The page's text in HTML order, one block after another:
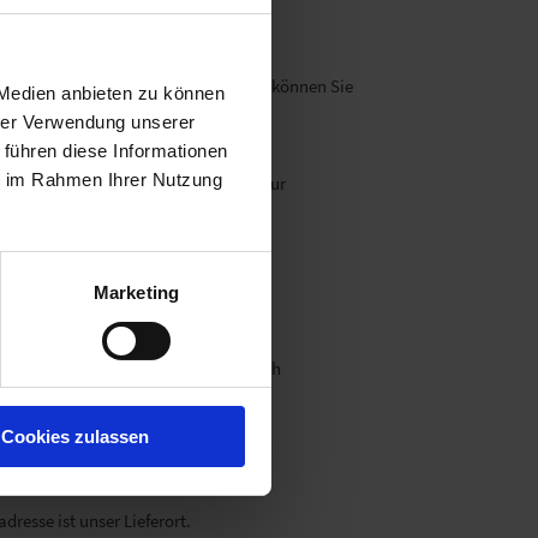
anbieten zu können
Verwendung unserer
diese Informationen
Rahmen Ihrer Nutzung
Marketing
Cookies zulassen
bestellen?
gar nicht möglich sein, können Sie
Ländern als Österreich kann es zur
per Mail schicken:
an ihre Adresse oder Wunsch
ist unser Lieferort.